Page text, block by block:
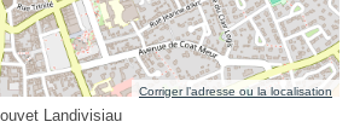
Corriger l’adresse ou la localisation
Landivisiau